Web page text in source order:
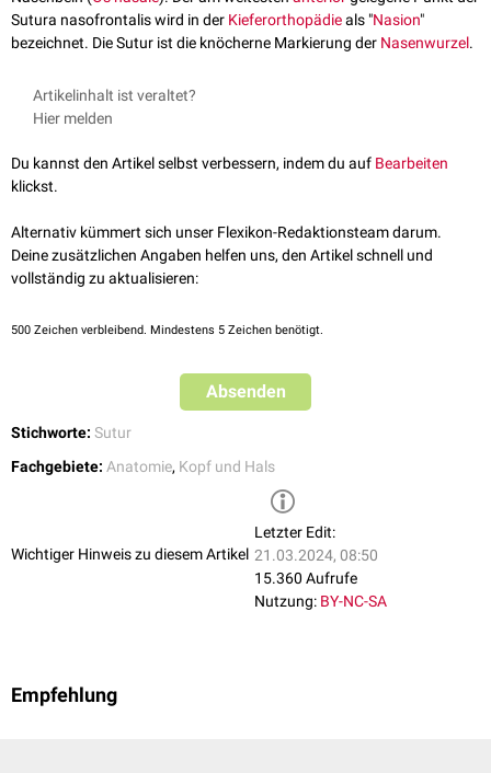
Sutura nasofrontalis wird in der Kieferorthopädieals "Nasion"
bezeichnet. Die Sutur ist die knöcherne Markierung der Nasenwurzel.
Artikelinhalt ist veraltet?
Hier melden
Du kannst den Artikel selbst verbessern, indem du auf Bearbeiten
klickst.
Alternativ kümmert sich unser Flexikon-Redaktionsteam darum.
Deine zusätzlichen Angaben helfen uns, den Artikel schnell und
vollständig zu aktualisieren:
500 Zeichen verbleibend. Mindestens 5 Zeichen benötigt.
Absenden
Stichworte: Sutur
Fachgebiete: Anatomie, Kopf und Hals
Wichtiger Hinweis zu diesem Artikel
Letzter Edit:
21.03.2024, 08:50
15.360 Aufrufe
Nutzung: BY-NC-SA
Empfehlung